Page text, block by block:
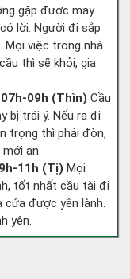
gặp được may
lời. Người đi sắp
Mọi việc trong nhà
thì sẽ khỏi, gia
09h (Thìn) Cầu
bị trái ý. Nếu ra đi
trọng thì phải đòn,
an.
11h (Tị) Mọi
tốt nhất cầu tài đi
cửa được yên lành.
yên.